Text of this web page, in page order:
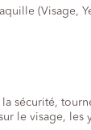
(Visage,
sécurité,
le visage,